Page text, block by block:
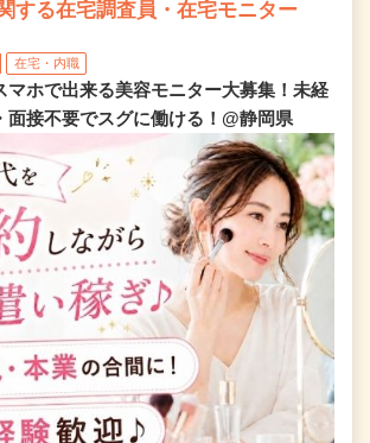
する在宅調査員・在宅モニター
在宅・内職
マホで出来る美容モニター大募集！未経
面接不要でスグに働ける！@静岡県